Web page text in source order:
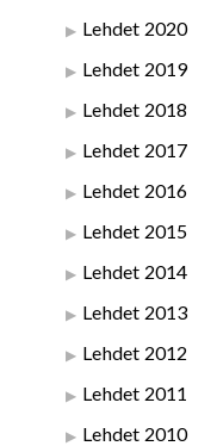
Lehdet 2020
Lehdet 2019
Lehdet 2018
Lehdet 2017
Lehdet 2016
Lehdet 2015
Lehdet 2014
Lehdet 2013
Lehdet 2012
Lehdet 2011
Lehdet 2010